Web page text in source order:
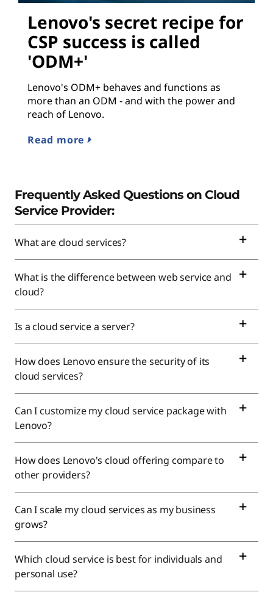
Lenovo's secret recipe for
CSP success is called
'ODM+'
Lenovo's ODM+ behaves and functions as
more than an ODM - and with the power and
reach of Lenovo.
Read more
Frequently Asked Questions on Cloud
Service Provider:
What are cloud services?
What is the difference between web service and
cloud?
Is a cloud service a server?
How does Lenovo ensure the security of its
cloud services?
Can I customize my cloud service package with
Lenovo?
How does Lenovo's cloud offering compare to
other providers?
Can I scale my cloud services as my business
grows?
Which cloud service is best for individuals and
personal use?